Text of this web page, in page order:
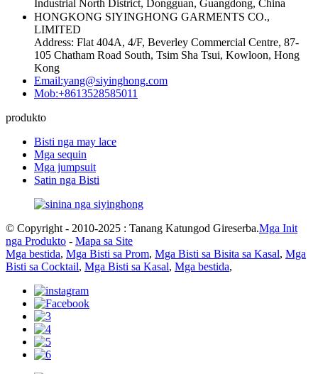
Industrial North District, Dongguan, Guangdong, China
HONGKONG SIYINGHONG GARMENTS CO.,
LIMITED
Address: Flat 404A, 4/F, Beverley Commercial Centre, 87-
105 Chatham Road South, Tsim Sha Tsui, Kowloon, Hong
Kong
Email:yang@siyinghong.com
Mob:+8613528585011
produkto
Bisti nga may lace
Mga sequin
Mga jumpsuit
Satin nga Bisti
© Copyright - 2010-2025 : Tanang Katungod Gireserba.Mga Init
nga Produkto - Mapa sa Site
Mga bestida, Mga Bisti sa Prom, Mga Bisti sa Bisita sa Kasal, Mga
Bisti sa Cocktail, Mga Bisti sa Kasal, Mga bestida,